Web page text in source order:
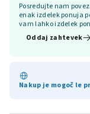
Posredujte nam
enak izdelek ponuja
vam lahko izdelek
Oddaj zahtevek
Nakup je mogoč le